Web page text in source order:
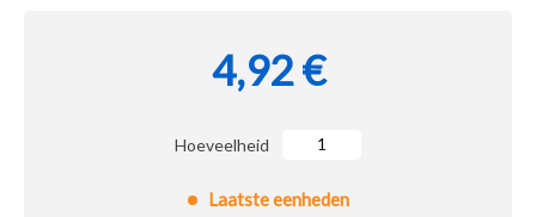
4,92 €
Hoeveelheid
Laatste eenheden